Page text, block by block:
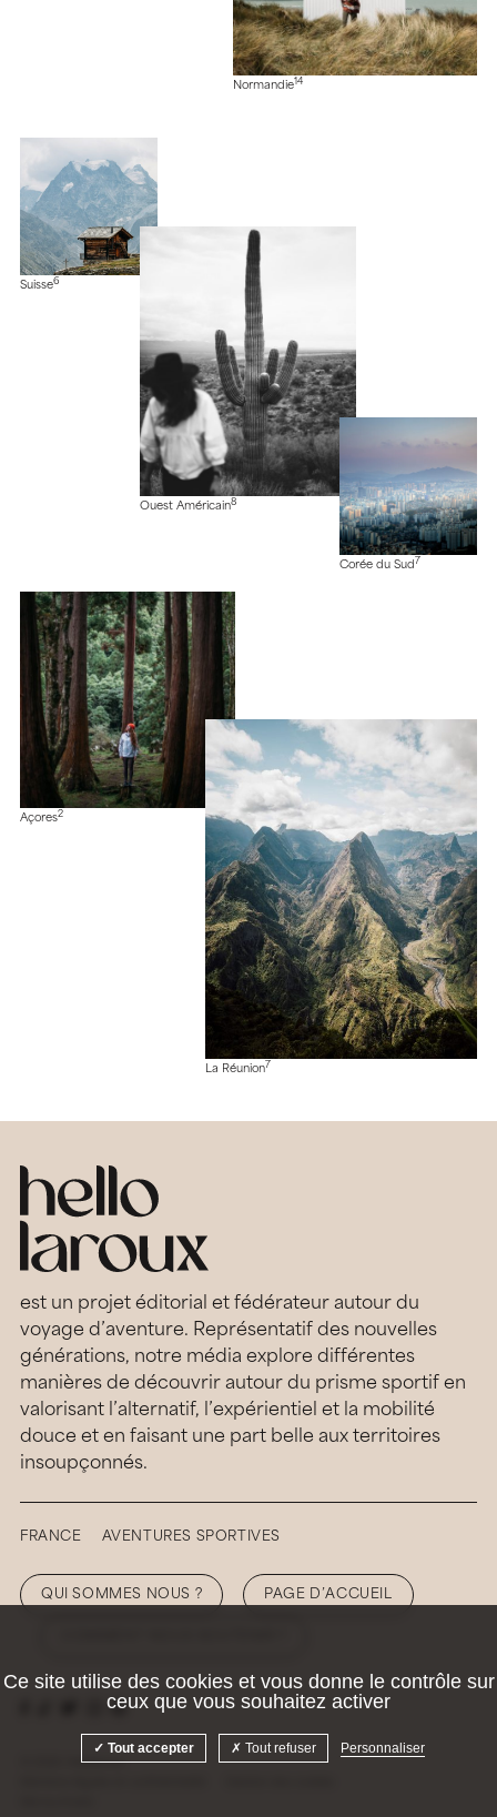
Normandie14
Suisse6
Ouest Américain8
Corée du Sud 7
Açores2
La Réunion7
est un projet éditorial et fédérateur autour du
voyage d’aventure. Représentatif des nouvelles
générations, notre média explore différentes
manières de découvrir autour du prisme sportif en
valorisant l’alternatif, l’expérientiel et la mobilité
douce et en faisant une part belle aux territoires
insoupçonnés.
FRANCE AVENTURES SPORTIVES
QUI SOMMES NOUS ? PAGE D’ACCUEIL
© 2026 Hellolaroux
Ce site utilise des cookies et vous donne le contrôle sur
ceux que vous souhaitez activer
Tout accepter Tout refuser Personnaliser